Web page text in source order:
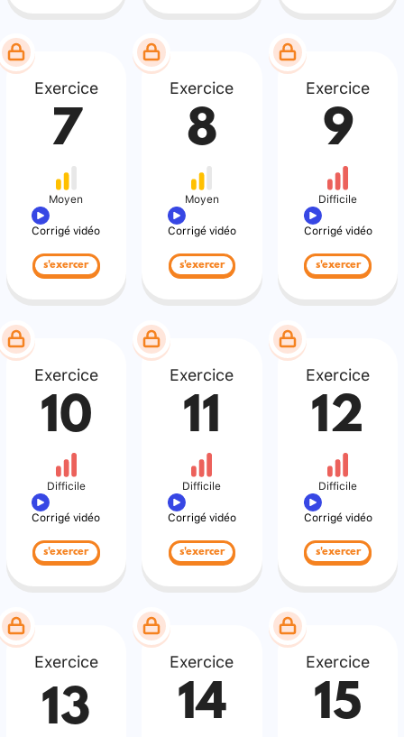
Exercice
7
Moyen
Corrigé vidéo
s'exercer
Exercice
8
Moyen
Corrigé vidéo
s'exercer
Exercice
9
Difficile
Corrigé vidéo
s'exercer
Exercice
10
Difficile
Corrigé vidéo
s'exercer
Exercice
11
Difficile
Corrigé vidéo
s'exercer
Exercice
12
Difficile
Corrigé vidéo
s'exercer
Exercice
13
Exercice
14
Exercice
15